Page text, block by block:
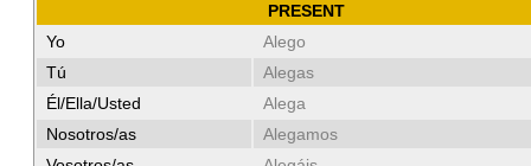
PRESENT
Yo
Alego
Tú
Alegas
Él/Ella/Usted
Alega
Nosotros/as
Alegamos